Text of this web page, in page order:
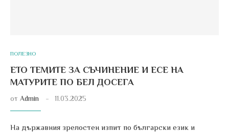
ПОЛЕЗНО
ЕТО ТЕМИТЕ ЗА СЪЧИНЕНИЕ И ЕСЕ НА
МАТУРИТЕ ПО БЕЛ ДОСЕГА
от Admin 11.03.2025
На държавния зрелостен изпит по български език и